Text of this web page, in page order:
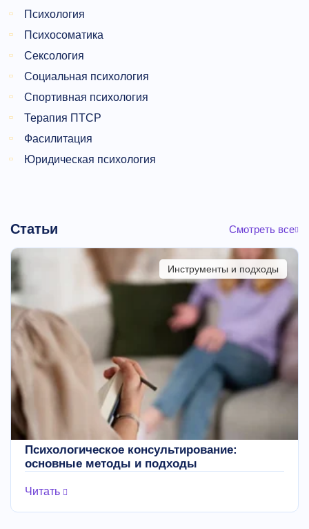
Психология
Психосоматика
Сексология
Социальная психология
Спортивная психология
Терапия ПТСР
Фасилитация
Юридическая психология
Статьи Смотреть все
Инструменты и подходы
Психологическое консультирование:
основные методы и подходы
Читать